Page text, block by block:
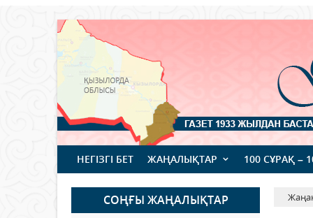
НЕГІЗГІ БЕТ ЖАҢАЛЫҚТАР 100 СҰРАҚ –
СОҢҒЫ ЖАҢАЛЫҚТАР